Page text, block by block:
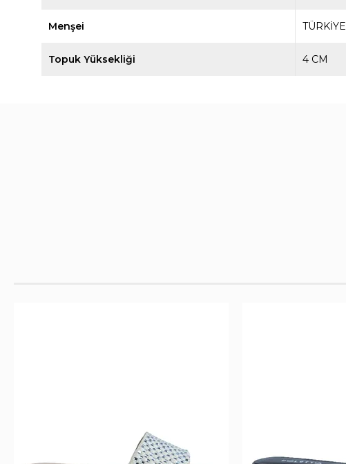
Menşei TÜRKİYE
Topuk Yüksekliği 4 CM